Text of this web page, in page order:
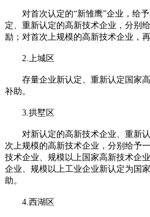
对首次认定的“新雏鹰”企业，给予
定、重新认定的高新技术企业，分别
励；对首次上规模的高新技术企业，再
2.上城区
存量企业新认定、重新认定国家高
补助。
3.拱墅区
对新认定的高新技术企业、重新认
次上规模的高新技术企业，分别给予
技术企业、规模以上国家高新技术企
企业、规模以上工业企业新认定为国
助。
4.西湖区